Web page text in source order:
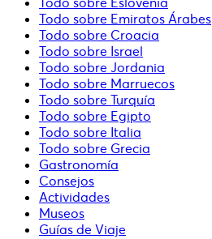
Todo sobre Emiratos Árabes
Todo sobre Croacia
Todo sobre Israel
Todo sobre Jordania
Todo sobre Marruecos
Todo sobre Turquía
Todo sobre Egipto
Todo sobre Italia
Todo sobre Grecia
Gastronomía
Consejos
Actividades
Museos
Guías de Viaje